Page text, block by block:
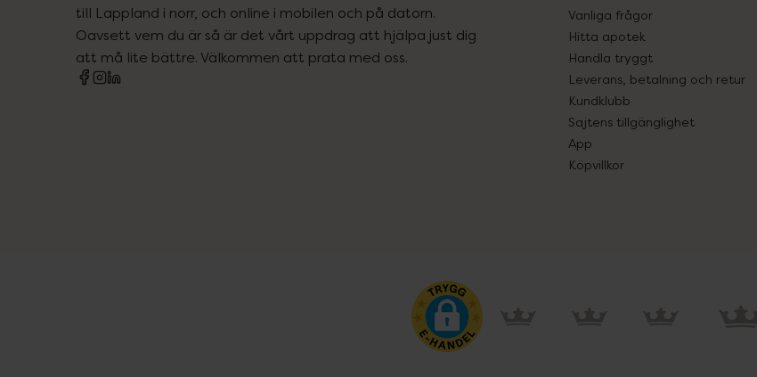
till Lappland i norr, och online i mobilen och på datorn.
Oavsett vem du är så är det vårt uppdrag att hjälpa just dig
att må lite bättre. Välkommen att prata med oss.
Vanliga frågor
Hitta apotek
Handla tryggt
Leverans, betalning och retur
Kundklubb
Sajtens tillgänglighet
App
Köpvillkor